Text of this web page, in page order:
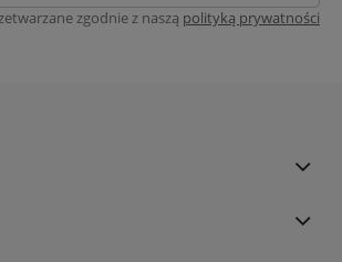
zgodnie z naszą polityką prywatności